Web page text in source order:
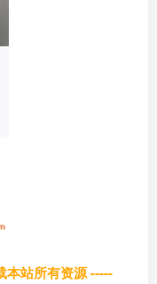
本站所有资源 -----